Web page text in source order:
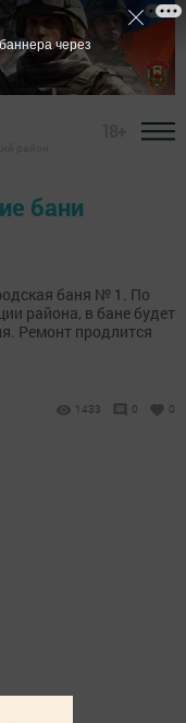
бани
баня № 1. По
района, в бане будет
Ремонт продлится
1433 0 0
через